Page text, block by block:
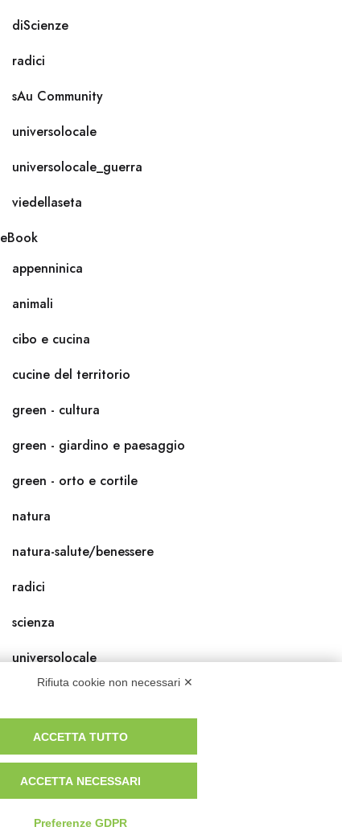
diScienze
radici
sAu Community
universolocale
universolocale_guerra
viedellaseta
eBook
appenninica
animali
cibo e cucina
cucine del territorio
green - cultura
green - giardino e paesaggio
green - orto e cortile
natura
natura-salute/benessere
radici
scienza
universolocale
Rifiuta cookie non necessari ✕
ACCETTA TUTTO
ACCETTA NECESSARI
Preferenze GDPR